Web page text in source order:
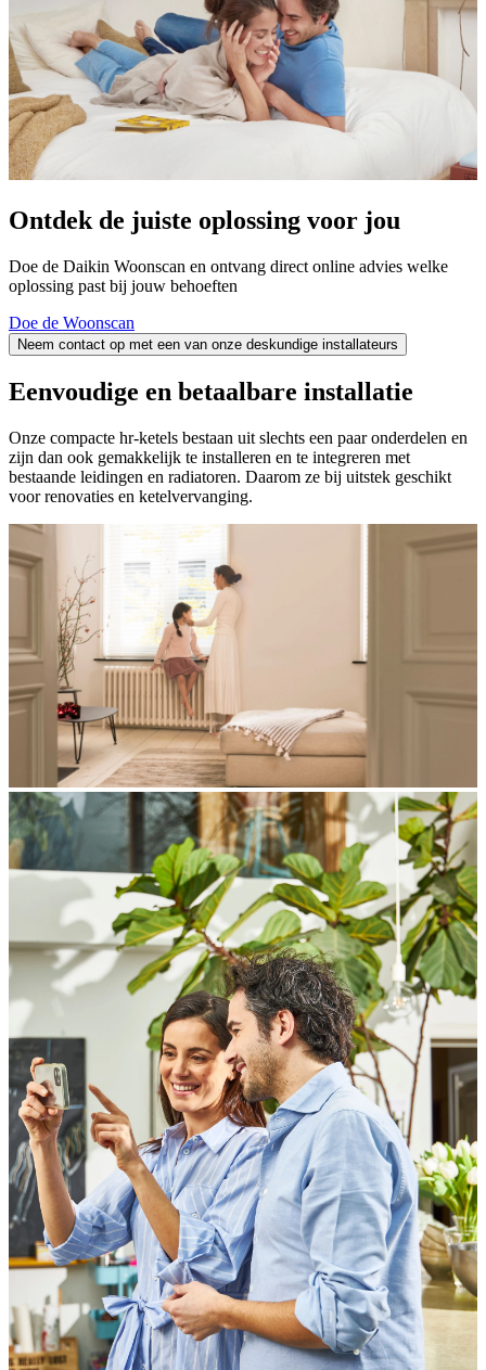
Ontdek de juiste oplossing voor jou
Doe de Daikin Woonscan en ontvang direct online advies welke
oplossing past bij jouw behoeften
Doe de Woonscan
Neem contact op met een van onze deskundige installateurs
Eenvoudige en betaalbare installatie
Onze compacte hr-ketels bestaan uit slechts een paar onderdelen en
zijn dan ook gemakkelijk te installeren en te integreren met
bestaande leidingen en radiatoren. Daarom ze bij uitstek geschikt
voor renovaties en ketelvervanging.